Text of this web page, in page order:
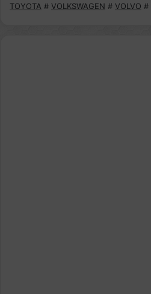
TOYOTA # VOLKSWAGEN # VOLVO #